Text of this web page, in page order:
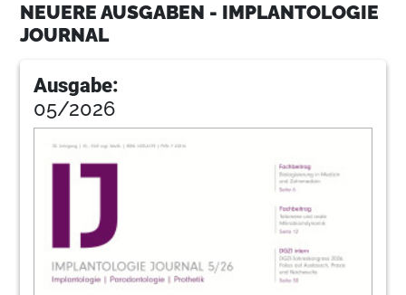
18Rehabilitation der ästhetischen Zone mit
Dr. Rouven Wagner
Geburtstage
Redaktion
DGZI - Deutsche Gesellschaft für
NEUERE AUSGABEN - IMPLANTOLOGIE
JOURNAL
Ausgabe:
05/2026